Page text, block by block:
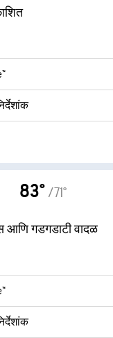
83° /71°
आणि गडगडाटी वादळ